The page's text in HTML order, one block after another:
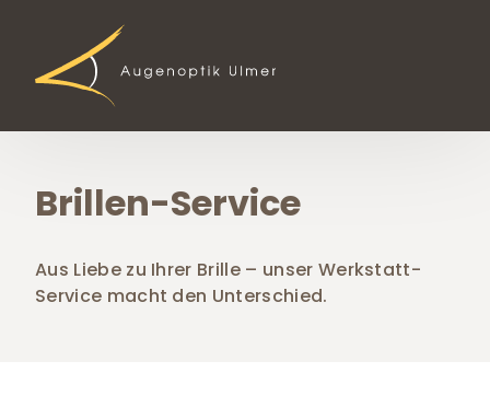
KONTAKTLINSEN-BERATUNG
KONTAKTLINSEN-ABO
KONTAKTLINSENMARKEN
KONTAKT
Brillen-Service
Aus Liebe zu Ihrer Brille – unser Werkstatt-
Service macht den Unterschied.